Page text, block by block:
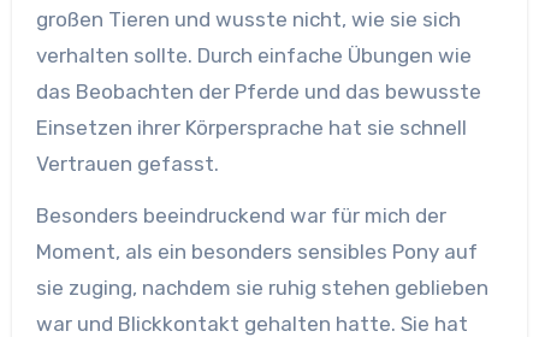
großen Tieren und wusste nicht, wie sie sich
verhalten sollte. Durch einfache Übungen wie
das Beobachten der Pferde und das bewusste
Einsetzen ihrer Körpersprache hat sie schnell
Vertrauen gefasst.
Besonders beeindruckend war für mich der
Moment, als ein besonders sensibles Pony auf
sie zuging, nachdem sie ruhig stehen geblieben
war und Blickkontakt gehalten hatte. Sie hat